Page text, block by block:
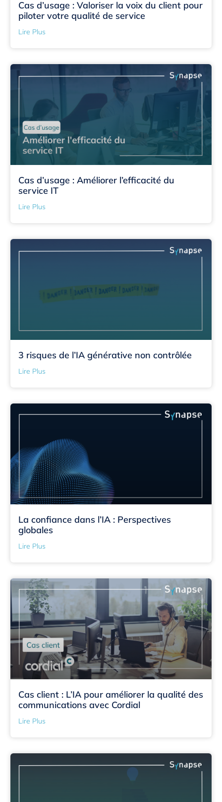
Cas d’usage : Valoriser la voix du client pour
piloter votre qualité de service
Lire Plus
Cas d’usage : Améliorer l’efficacité du
service IT
Lire Plus
3 risques de l’IA générative non contrôlée
Lire Plus
La confiance dans l’IA : Perspectives
globales
Lire Plus
Cas client : L’IA pour améliorer la qualité des
communications avec Cordial
Lire Plus